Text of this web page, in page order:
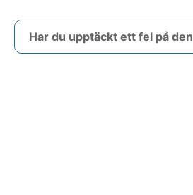
Har du upptäckt ett fel på